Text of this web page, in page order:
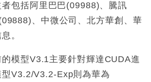
反覆波動收跌 連挫7周創逾3年最長跌勢
7月美元計價出口增近24%勝預期 貿易順
春季三度入市撐日圓 4月單日斥6.28萬億
新高
包括阿里巴巴(09988)、騰訊
、中微公司、北方華創、華
。
模型V3.1主要針對輝達CUDA進
V3.2/V3.2-Exp則為華為